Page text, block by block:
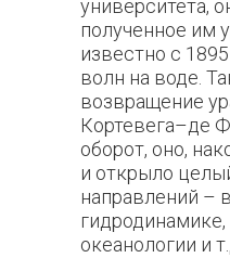
университета,
полученное им
известно с
волн на воде.
возвращение
Кортевега–де
оборот, оно,
и открыло
направлений –
океанологии и